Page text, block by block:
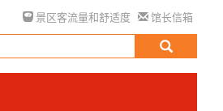
景区客流量和舒适度 馆长信箱